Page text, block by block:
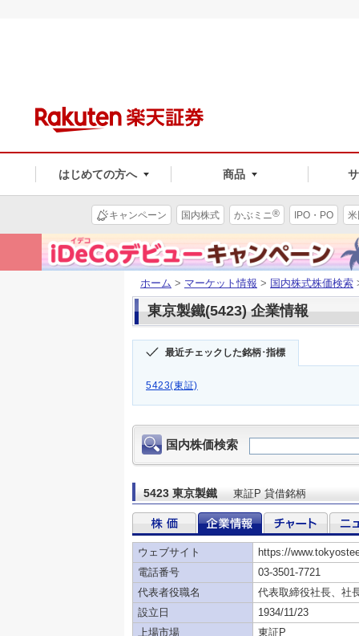
はじめての方へ 商品
キャンペーン 国内株式 かぶミニ® IPO・PO
ホーム > マーケット情報 > 国内株式株価検索
東京製鐵(5423) 企業情報
最近チェックした銘柄･指標
5423(東証)